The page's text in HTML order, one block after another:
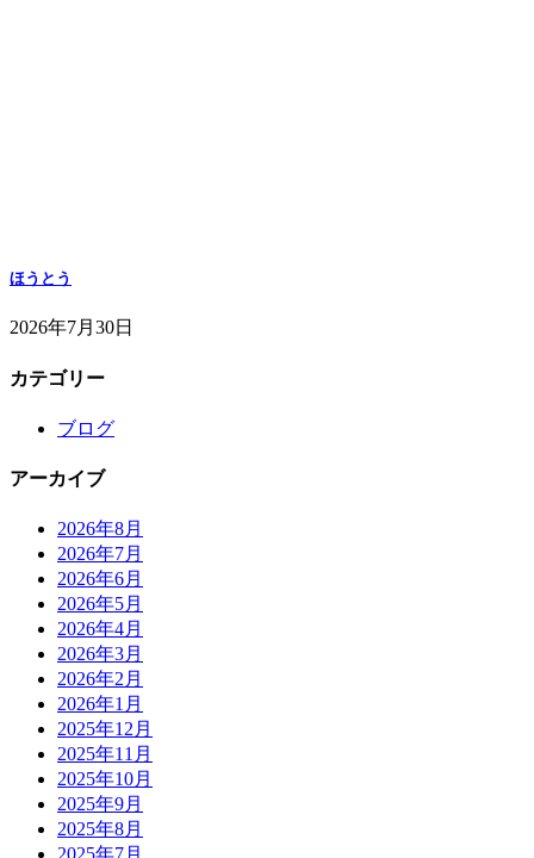
ほうとう
2026年7月30日
カテゴリー
ブログ
アーカイブ
2026年8月
2026年7月
2026年6月
2026年5月
2026年4月
2026年3月
2026年2月
2026年1月
2025年12月
2025年11月
2025年10月
2025年9月
2025年8月